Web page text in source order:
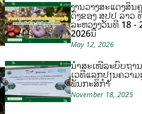
ງານວາງສະແດງສິນ
ດົງຂອງ ສປປ ລາວ
ລະຫວ່າງວັນທີ 18 -
2026ນີ້
May 12, 2026
ນຳສະເໜີລະບົບຖາ
ເວທີແລກປ່ຽນຄວາ
ພັນກະສິກຳ
November 18, 2025